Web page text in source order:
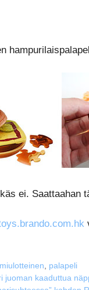
ei. Saattaahan
, palapeli
juoman kaaduttua